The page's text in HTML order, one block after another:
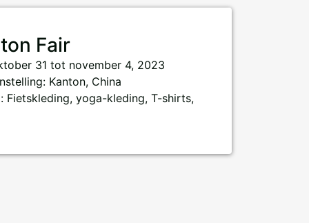
Fair
31 tot november 4, 2023
Kanton, China
Fietskleding, yoga-kleding, T-shirts,